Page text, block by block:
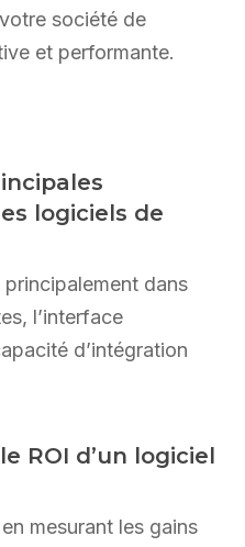
société de
et performante.
logiciels de
dans
l’interface
d’intégration
ROI d’un logiciel
mesurant les gains